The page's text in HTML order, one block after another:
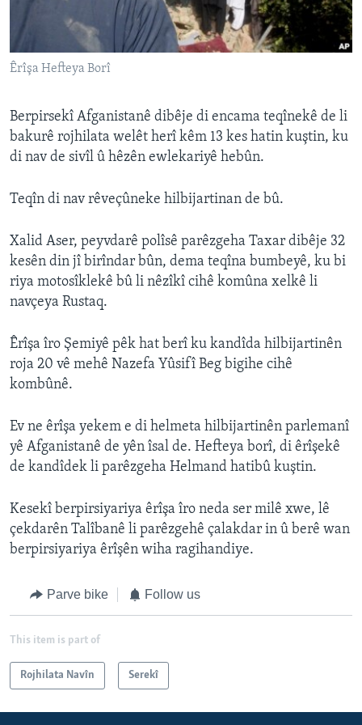
ÇAND Û HUNER
SORANÎ
Learning English
FOLLOW US
Zimanên Din
Êrîşa Hefteya Borî
Berpirsekî Afganistanê dibêje di encama teqînekê de li
bakurê rojhilata welêt herî kêm 13 kes hatin kuştin, ku
di nav de sivîl û hêzên ewlekariyê hebûn.
Teqîn di nav rêveçûneke hilbijartinan de bû.
Xalid Aser, peyvdarê polîsê parêzgeha Taxar dibêje 32
kesên din jî birîndar bûn, dema teqîna bumbeyê, ku bi
riya motosîklekê bû li nêzîkî cihê komûna xelkê li
navçeya Rustaq.
Êrîşa îro Şemiyê pêk hat berî ku kandîda hilbijartinên
roja 20 vê mehê Nazefa Yûsifî Beg bigihe cihê
kombûnê.
Ev ne êrîşa yekem e di helmeta hilbijartinên parlemanî
yê Afganistanê de yên îsal de. Hefteya borî, di êrîşekê
de kandîdek li parêzgeha Helmand hatibû kuştin.
Kesekî berpirsiyariya êrîşa îro neda ser milê xwe, lê
çekdarên Talîbanê li parêzgehê çalakdar in û berê wan
berpirsiyariya êrîşên wiha ragihandiye.
Parve bike Follow us
This item is part of
Rojhilata Navîn Serekî